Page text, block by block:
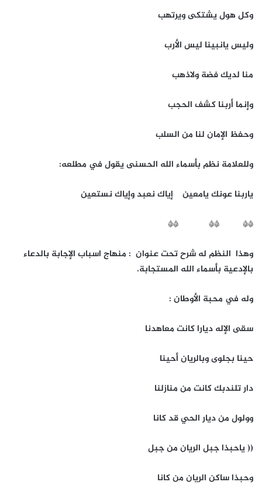
وكل هول يشتكى ويرتهب
وليس يانبينا ليس الأرب
منا لديك فضة ولاذهب
وإنما أربنا كشف الحجب
وحفظ الإمان لنا من السلب
وللعلامة نظم بأسماء الله الحسنى يقول في مطلعه:
ياربنا عونك يامعين إياك نعبد وإياك نستعين
** ** **
وهذا النظم له شرح تحت عنوان : منهاج اسباب الإجابة بالدعاء
بالإدعية بأسماء الله المستجابة.
وله في محبة الأوطان :
سقى الإله ديارا كانت معاهدنا
حينا بجلوى وبالريان أحينا
دار تلندبك كانت من منازلنا
وولول من ديار الحي قد كانا
(( ياحبذا جبل الريان من جبل
وحبذا ساكن الريان من كانا